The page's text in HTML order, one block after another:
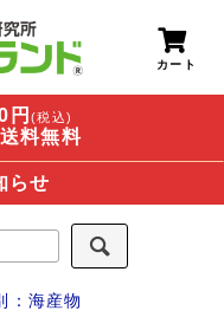
円 (税込)
料無料
らせ
：海産物